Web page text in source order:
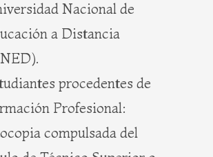
Nacional de
a Distancia
procedentes de
Profesional:
compulsada del